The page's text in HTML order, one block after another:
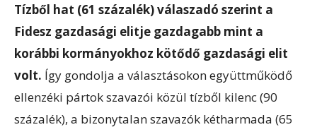
Tízből hat (61 százalék) válaszadó szerint a
Fidesz gazdasági elitje gazdagabb mint a
korábbi kormányokhoz kötődő gazdasági elit
volt. Így gondolja a választásokon együttműködő
ellenzéki pártok szavazói közül tízből kilenc (90
százalék), a bizonytalan szavazók kétharmada (65